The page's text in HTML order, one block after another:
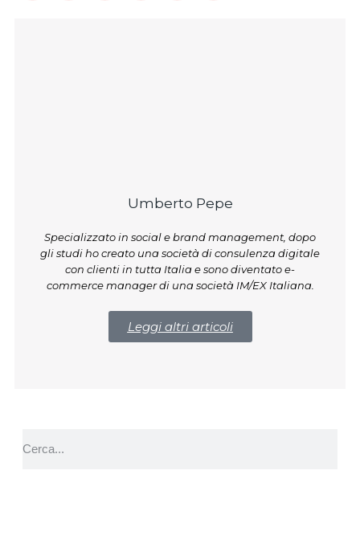
Umberto Pepe
Specializzato in social e brand management, dopo
gli studi ho creato una società di consulenza digitale
con clienti in tutta Italia e sono diventato e-
commerce manager di una società IM/EX Italiana.
Leggi altri articoli